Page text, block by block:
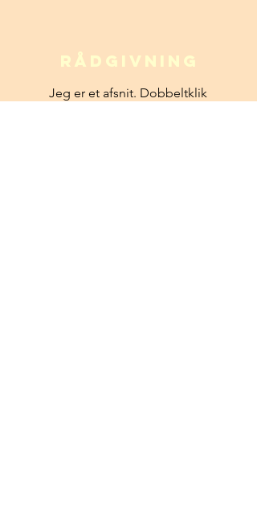
Rådgivning
Jeg er et afsnit. Dobbeltklik